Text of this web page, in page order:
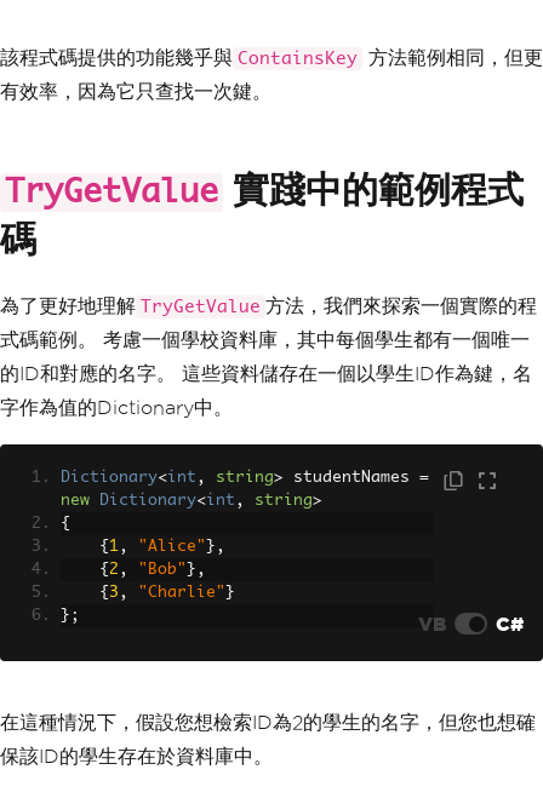
該程式碼提供的功能幾乎與 ContainsKey 方法範例相同，但更
有效率，因為它只查找一次鍵。
TryGetValue 實踐中的範例程式
碼
為了更好地理解 TryGetValue 方法，我們來探索一個實際的程
式碼範例。 考慮一個學校資料庫，其中每個學生都有一個唯一
的ID和對應的名字。 這些資料儲存在一個以學生ID作為鍵，名
字作為值的Dictionary中。
Dictionary<int , string> studentNames =
new
Dictionary<int , string>
{
{ 1, "Alice" },
{ 2 , "Bob" },
{ 3 , "Charlie" }
};
VB C#
在這種情況下，假設您想檢索ID為2的學生的名字，但您也想確
保該ID的學生存在於資料庫中。